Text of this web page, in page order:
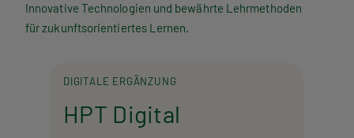
Innovative Technologien und bewährte Lehrmethoden
für zukunftsorientiertes Lernen.
DIGITALE ERGÄNZUNG
HPT Digital